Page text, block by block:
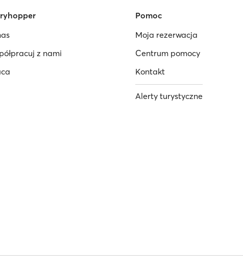
z nami
Pomoc
Moja rezerwacja
Centrum pomocy
Kontakt
Alerty turystyczne